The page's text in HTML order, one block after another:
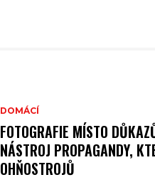
DOMÁCÍ
FOTOGRAFIE MÍSTO
NÁSTROJ PROPAGANDY,
OHŇOSTROJŮ